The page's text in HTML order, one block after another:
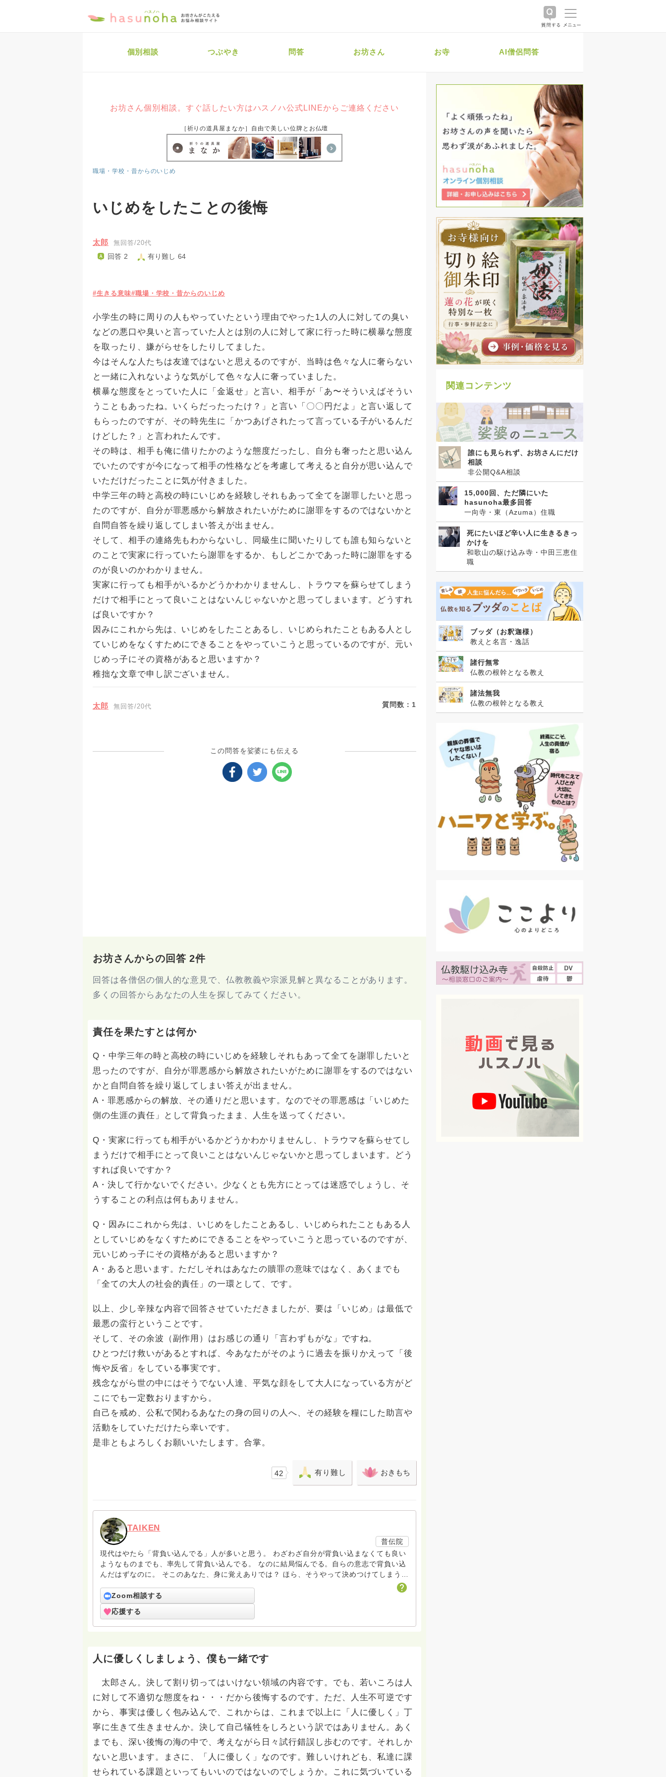
個別相談 つぶやき 問答 お坊さん お寺 AI僧侶問答
お坊さん個別相談。すぐ話したい方はハスノハ公式LINEからご連絡ください
［祈りの道具屋まなか］自由で美しい位牌とお仏壇
職場・学校・昔からのいじめ
いじめをしたことの後悔
太郎 無回答/20代
回答 2 有り難し 64
#生きる意味#職場・学校・昔からのいじめ
小学生の時に周りの人もやっていたという理由でやった1人の人に対しての臭い
などの悪口や臭いと言っていた人とは別の人に対して家に行った時に横暴な態度
を取ったり、嫌がらせをしたりしてました。
今はそんな人たちは友達ではないと思えるのですが、当時は色々な人に奢らない
と一緒に入れないような気がして色々な人に奢っていました。
横暴な態度をとっていた人に「金返せ」と言い、相手が「あ〜そういえばそうい
うこともあったね。いくらだったったけ？」と言い「〇〇円だよ」と言い返して
もらったのですが、その時先生に「かつあげされたって言っている子がいるんだ
けどした？」と言われたんです。
その時は、相手も俺に借りたかのような態度だったし、自分も奢ったと思い込ん
でいたのですが今になって相手の性格などを考慮して考えると自分が思い込んで
いただけだったことに気が付きました。
中学三年の時と高校の時にいじめを経験しそれもあって全てを謝罪したいと思っ
たのですが、自分が罪悪感から解放されたいがために謝罪をするのではないかと
自問自答を繰り返してしまい答えが出ません。
そして、相手の連絡先もわからないし、同級生に聞いたりしても誰も知らないと
のことで実家に行っていたら謝罪をするか、もしどこかであった時に謝罪をする
のが良いのかわかりません。
実家に行っても相手がいるかどうかわかりませんし、トラウマを蘇らせてしまう
だけで相手にとって良いことはないんじゃないかと思ってしまいます。どうすれ
ば良いですか？
因みにこれから先は、いじめをしたことあるし、いじめられたこともある人とし
ていじめをなくすためにできることをやっていこうと思っているのですが、元い
じめっ子にその資格があると思いますか？
稚拙な文章で申し訳ございません。
太郎 無回答/20代 質問数： 1
この問答を娑婆にも伝える
お坊さんからの回答 2件
回答は各僧侶の個人的な意見で、仏教教義や宗派見解と異なることがあります。
多くの回答からあなたの人生を探してみてください。
責任を果たすとは何か
Q・中学三年の時と高校の時にいじめを経験しそれもあって全てを謝罪したいと
思ったのですが、自分が罪悪感から解放されたいがために謝罪をするのではない
かと自問自答を繰り返してしまい答えが出ません。
A・罪悪感からの解放、その通りだと思います。なのでその罪悪感は「いじめた
側の生涯の責任」として背負ったまま、人生を送ってください。
Q・実家に行っても相手がいるかどうかわかりませんし、トラウマを蘇らせてし
まうだけで相手にとって良いことはないんじゃないかと思ってしまいます。どう
すれば良いですか？
A・決して行かないでください。少なくとも先方にとっては迷惑でしょうし、そ
うすることの利点は何もありません。
Q・因みにこれから先は、いじめをしたことあるし、いじめられたこともある人
としていじめをなくすためにできることをやっていこうと思っているのですが、
元いじめっ子にその資格があると思いますか？
A・あると思います。ただしそれはあなたの贖罪の意味ではなく、あくまでも
「全ての大人の社会的責任」の一環として、です。
以上、少し辛辣な内容で回答させていただきましたが、要は「いじめ」は最低で
最悪の蛮行ということです。
そして、その余波（副作用）はお感じの通り「言わずもがな」ですね。
ひとつだけ救いがあるとすれば、今あなたがそのように過去を振りかえって「後
悔や反省」をしている事実です。
残念ながら世の中にはそうでない人達、平気な顔をして大人になっている方がど
こにでも一定数おりますから。
自己を戒め、公私で関わるあなたの身の回りの人へ、その経験を糧にした助言や
活動をしていただけたら幸いです。
是非ともよろしくお願いいたします。合掌。
42 有り難し おきもち
TAIKEN
普伝院
現代はやたら「背負い込んでる」人が多いと思う。 わざわざ自分が背負い込まなくても良い
ようなものまでも、率先して背負い込んでる。 なのに結局悩んでる。自らの意志で背負い込
んだはずなのに。 そこのあなた、身に覚えありでは？ ほら、そうやって決めつけてしまう
的なボヤキだと思ってください。 私の回答が誰かの人生の潤滑油になれば幸いです。 常にい
ろいろ勉強中。死ぬまで修行は続きます。ここhasunohaも道場のひとつです。 お付き合い
のほど、どうぞよろしくお願いいたします。
Zoom相談する
応援する
人に優しくしましょう、僕も一緒です
太郎さん。決して割り切ってはいけない領域の内容です。でも、若いころは人
に対して不適切な態度をね・・・だから後悔するのです。ただ、人生不可逆です
から、事実は優しく包み込んで、これからは、これまで以上に「人に優しく」丁
寧に生きて生きませんか。決して自己犠牲をしろという訳ではありません。あく
までも、深い後悔の海の中で、考えながら日々試行錯誤し歩むのです。それしか
ないと思います。まさに、「人に優しく」なのです。難しいけれども、私達に課
せられている課題といってもいいのではないのでしょうか。これに気づいている
関連コンテンツ
誰にも見られず、お坊さんにだけ
相談
非公開Q&A相談
15,000回、ただ隣にいた
hasunoha最多回答
一向寺・東（Azuma）住職
死にたいほど辛い人に生きるきっ
かけを
和歌山の駆け込み寺・中田三恵住
職
ブッダ（お釈迦様）
教えと名言・逸話
諸行無常
仏教の根幹となる教え
諸法無我
仏教の根幹となる教え